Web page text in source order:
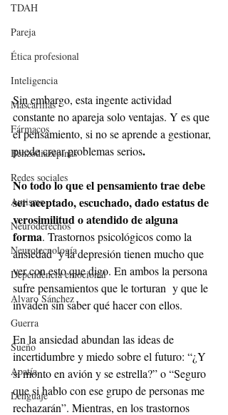
TDAH
Pareja
Ética profesional
Inteligencia
Mascarillas
Fármacos
Benzodiazepinas
Redes sociales
Autismo
Neuroderechos
Neurotecnología
Dependencia emocional
Alvaro Sánchez
Guerra
Sueño
Apatía
Lenguaje
Sin embargo, esta ingente actividad
constante no apareja solo ventajas. Y es que
el pensamiento, si no se aprende a gestionar,
puede crear problemas serios.
No todo lo que el pensamiento trae debe
ser aceptado, escuchado, dado estatus de
verosimilitud o atendido de alguna
forma. Trastornos psicológicos como la
ansiedad  y la depresión tienen mucho que
ver con esto que digo. En ambos la persona
sufre pensamientos que le torturan  y que le
invaden sin saber qué hacer con ellos.
En la ansiedad abundan las ideas de
incertidumbre y miedo sobre el futuro: “¿Y
si monto en avión y se estrella?” o “Seguro
que si hablo con ese grupo de personas me
rechazarán”. Mientras, en los trastornos